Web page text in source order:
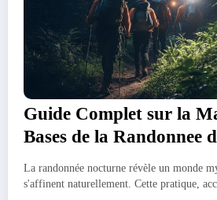
Guide Complet sur la
Bases de la Randonnee
comprendre le
mammiferes nocturnes
La randonnée nocturne révèle un monde
s'affinent naturellement. Cette pratique,